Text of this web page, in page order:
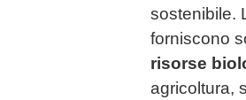
sostenibile.
forniscono
risorse
agricoltura,